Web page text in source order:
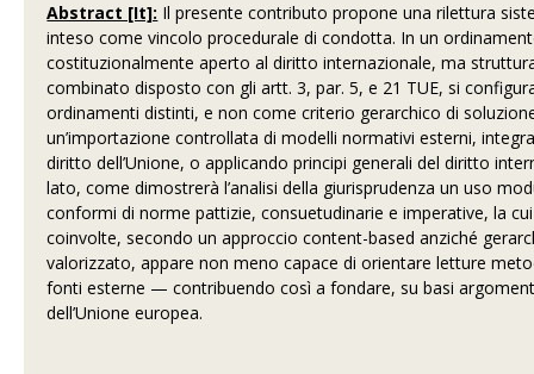
Abstract [It]: Il presente contributo propone una rilettura
inteso come vincolo procedurale di condotta. In un
costituzionalmente aperto al diritto internazionale, ma
combinato disposto con gli artt. 3, par. 5, e 21 TUE, si
ordinamenti distinti, e non come criterio gerarchico di
un’importazione controllata di modelli normativi esterni,
diritto dell’Unione, o applicando principi generali del diritto
lato, come dimostrerà l’analisi della giurisprudenza un uso
conformi di norme pattizie, consuetudinarie e imperative, la
coinvolte, secondo un approccio content-based anziché
valorizzato, appare non meno capace di orientare letture
fonti esterne — contribuendo così a fondare, su basi
dell’Unione europea.